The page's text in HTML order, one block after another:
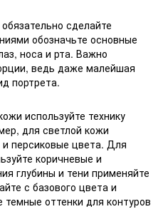
сделайте
обозначьте основные
носа и рта. Важно
ведь даже малейшая
портрета.
используйте технику
для светлой кожи
персиковые цвета. Для
коричневые и
глубины и тени применяйте
с базового цвета и
оттенки для контуров